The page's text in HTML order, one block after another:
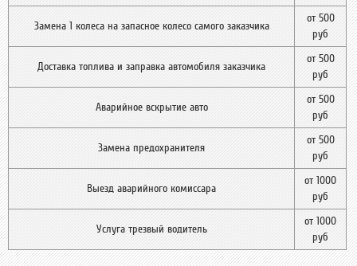
Замена 1 колеса на запасное колесо самого заказчика
от 500
руб
Доставка топлива и заправка автомобиля заказчика
от 500
руб
Аварийное вскрытие авто
от 500
руб
Замена предохранителя
от 500
руб
Выезд аварийного комиссара
от 1000
руб
Услуга трезвый водитель
от 1000
руб